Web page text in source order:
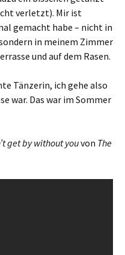
verletzt). Mir ist
gemacht habe – nicht in
in meinem Zimmer
und auf dem Rasen.
Tänzerin, ich gehe also
war. Das war im Sommer
get by without youvon The